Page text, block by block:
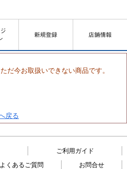
だ今お取扱いできない商品です。
戻る
ご利用ガイド
よくあるご質問
お問合せ